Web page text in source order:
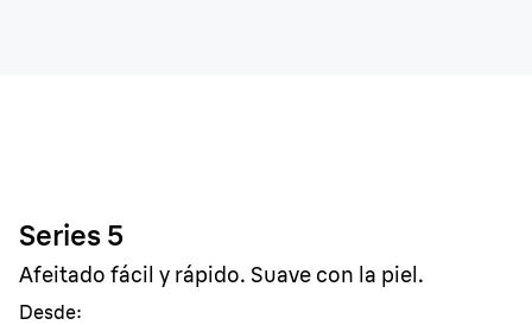
Series 5
Afeitado fácil y rápido. Suave con la piel.
Desde: